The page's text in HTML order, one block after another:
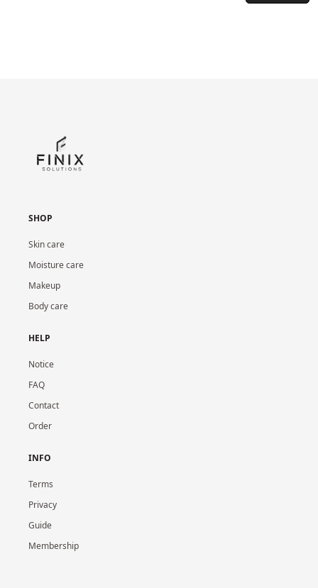
SHOP
Skin care
Moisture care
Makeup
Body care
HELP
Notice
FAQ
Contact
Order
INFO
Terms
Privacy
Guide
Membership